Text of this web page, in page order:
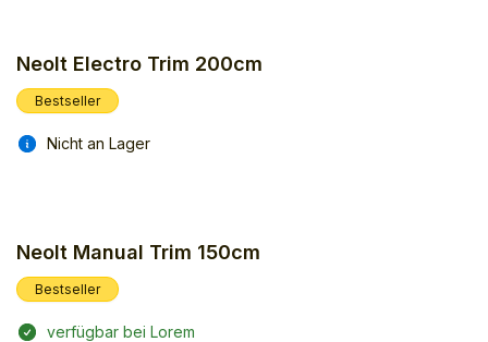
Neolt Electro Trim 200cm
Bestseller
Nicht an Lager
Neolt Manual Trim 150cm
Bestseller
verfügbar bei Lorem